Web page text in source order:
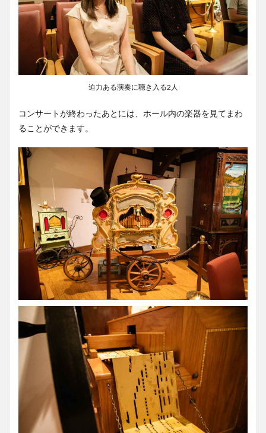
迫力ある演奏に聴き入る2人
コンサートが終わったあとには、ホール内の楽器を見てまわ
ることができます。